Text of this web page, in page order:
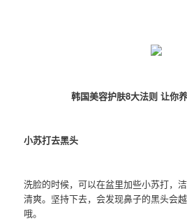
韩国美容护肤8大法则 让你
小苏打去黑头
洗脸的时候，可以在盆里加些小苏打，
清爽。坚持下去，会发现鼻子的黑头会
哦。